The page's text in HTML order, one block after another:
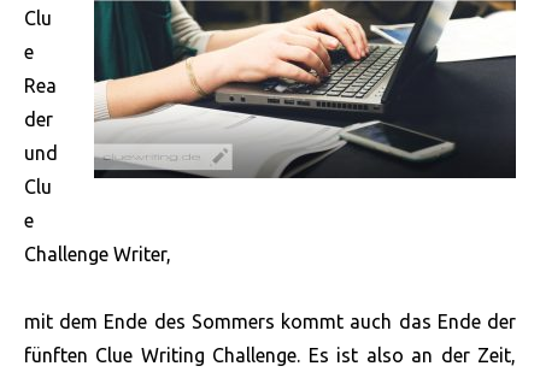
Clu
e
Rea
der
und
Clu
e
Challenge Writer,
mit dem Ende des Sommers kommt auch das Ende der
fünften Clue Writing Challenge. Es ist also an der Zeit,